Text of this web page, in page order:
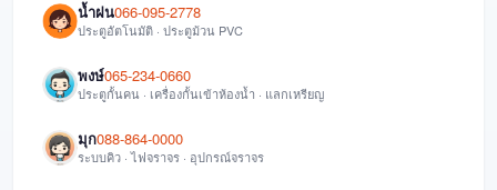
น้ำฝน066-095-2778
ประตูอัตโนมัติ · ประตูม้วน PVC
พงษ์065-234-0660
ประตูกั้นคน · เครื่องกั้นเข้าห้องน้ำ · แลกเหรียญ
มุก088-864-0000
ระบบคิว · ไฟจราจร · อุปกรณ์จราจร